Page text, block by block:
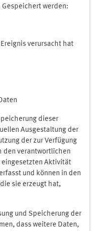
werden:
verursacht hat
dieser
Ausgestaltung der
der zur Verfügung
den verantwortlichen
eingesetzten Aktivität
und können in den
sie erzeugt hat,
und Speicherung der
dass weitere Daten,